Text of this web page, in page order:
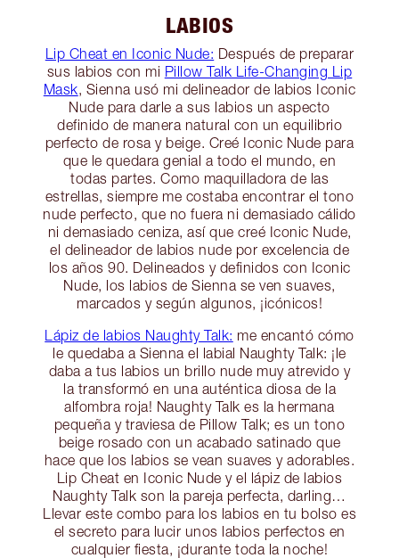
LABIOS
Lip Cheat en Iconic Nude: Después de preparar
sus labios con mi Pillow Talk Life-Changing Lip
Mask, Sienna usó mi delineador de labios Iconic
Nude para darle a sus labios un aspecto
definido de manera natural con un equilibrio
perfecto de rosa y beige. Creé Iconic Nude para
que le quedara genial a todo el mundo, en
todas partes. Como maquilladora de las
estrellas, siempre me costaba encontrar el tono
nude perfecto, que no fuera ni demasiado cálido
ni demasiado ceniza, así que creé Iconic Nude,
el delineador de labios nude por excelencia de
los años 90. Delineados y definidos con Iconic
Nude, los labios de Sienna se ven suaves,
marcados y según algunos, ¡icónicos!
Lápiz de labios Naughty Talk: me encantó cómo
le quedaba a Sienna el labial Naughty Talk: ¡le
daba a tus labios un brillo nude muy atrevido y
la transformó en una auténtica diosa de la
alfombra roja! Naughty Talk es la hermana
pequeña y traviesa de Pillow Talk; es un tono
beige rosado con un acabado satinado que
hace que los labios se vean suaves y adorables.
Lip Cheat en Iconic Nude y el lápiz de labios
Naughty Talk son la pareja perfecta, darling…
Llevar este combo para los labios en tu bolso es
el secreto para lucir unos labios perfectos en
cualquier fiesta, ¡durante toda la noche!